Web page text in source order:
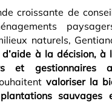
croissante de
naturels,
à la décision, à
et gestionnaires
valoriser la
plantations sauvages